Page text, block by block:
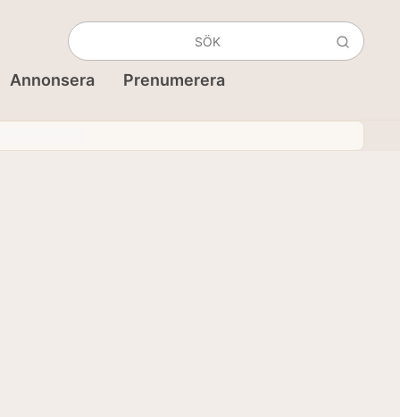
Annonsera Prenumerera